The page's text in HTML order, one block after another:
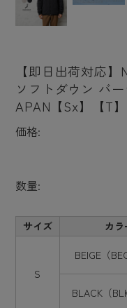
【即日出荷対応
ソフトダウン バ
APAN【Sx】【T】
価格:
数量:
サイズ カラ
S
BEIGE（
BLACK（